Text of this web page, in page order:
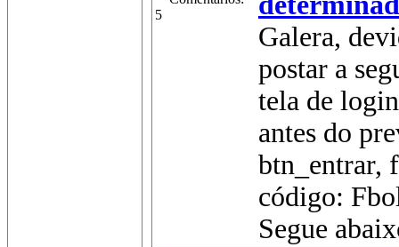
5
Galera,
postar a
tela de
antes do
btn_entrar,
código:
Segue